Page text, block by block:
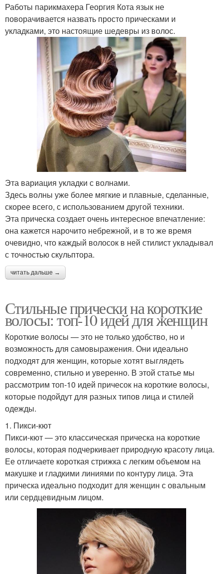
Работы парикмахера Георгия Кота язык не
поворачивается назвать просто прическами и
укладками, это настоящие шедевры из волос.
Эта вариация укладки с волнами.
Здесь волны уже более мягкие и плавные, сделанные,
скорее всего, с использованием другой техники.
Эта прическа создает очень интересное впечатление:
она кажется нарочито небрежной, и в то же время
очевидно, что каждый волосок в ней стилист укладывал
с точностью скульптора.
читать дальше →
Стильные прически на короткие
волосы: топ-10 идей для женщин
Короткие волосы — это не только удобство, но и
возможность для самовыражения. Они идеально
подходят для женщин, которые хотят выглядеть
современно, стильно и уверенно. В этой статье мы
рассмотрим топ-10 идей причесок на короткие волосы,
которые подойдут для разных типов лица и стилей
одежды.
1. Пикси-кют
Пикси-кют — это классическая прическа на короткие
волосы, которая подчеркивает природную красоту лица.
Ее отличаете короткая стрижка с легким объемом на
макушке и гладкими линиями по контуру лица. Эта
прическа идеально подходит для женщин с овальным
или сердцевидным лицом.